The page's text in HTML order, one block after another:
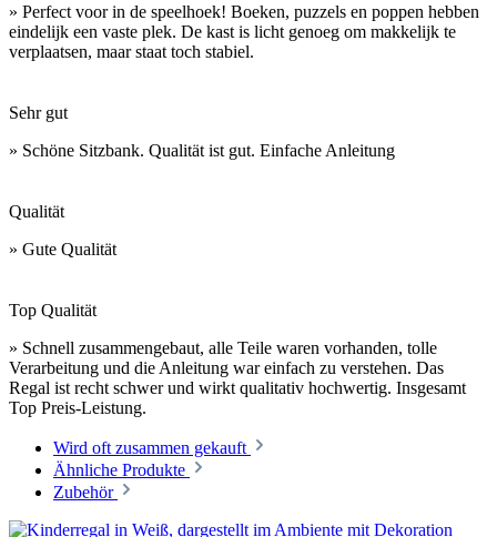
» Perfect voor in de speelhoek! Boeken, puzzels en poppen hebben
eindelijk een vaste plek. De kast is licht genoeg om makkelijk te
verplaatsen, maar staat toch stabiel.
Sehr gut
» Schöne Sitzbank. Qualität ist gut. Einfache Anleitung
Qualität
» Gute Qualität
Top Qualität
» Schnell zusammengebaut, alle Teile waren vorhanden, tolle
Verarbeitung und die Anleitung war einfach zu verstehen. Das
Regal ist recht schwer und wirkt qualitativ hochwertig. Insgesamt
Top Preis-Leistung.
Wird oft zusammen gekauft
Ähnliche Produkte
Zubehör